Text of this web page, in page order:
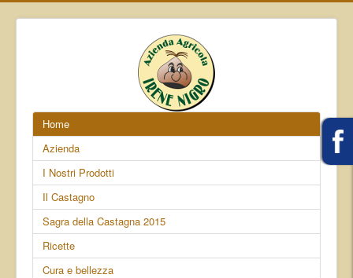
Home
Azienda
I Nostri Prodotti
Il Castagno
Sagra della Castagna 2015
Ricette
Cura e bellezza